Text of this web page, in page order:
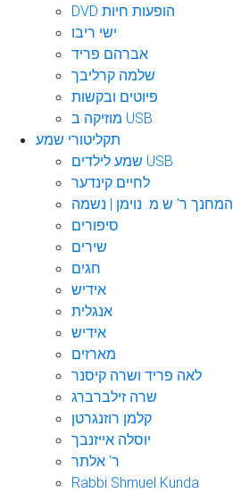
DVD הופעות חיות
ישי ריבו
אברהם פריד
שלמה קרליבך
פיוטים ובקשות
מוזיקה ב USB
תקליטורי שמע
שמע לילדים USB
לחיים קינדער
המחנך ר' ש.מ. נוימן | נשמה
סיפורים
שירים
חגים
אידיש
אנגלית
אידיש
מארזים
לאה פריד ושרה קיסנר
שרה זילברברג
קלמן רוזנגרטן
יוסלה אייזנבך
ר' אלתר
Rabbi Shmuel Kunda